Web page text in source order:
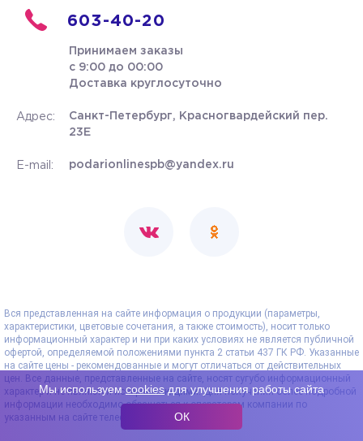
603-40-20
Принимаем заказы
с 9:00 до 00:00
Доставка круглосуточно
Адрес:
Санкт-Петербург, Красногвардейский пер.
23Е
E-mail: podarionlinespb@yandex.ru
Вся представленная на сайте информация о продукции (параметры,
характеристики, цветовые сочетания, а также стоимость), носит только
информационный характер и ни при каких условиях не является публичной
офертой, определяемой положениями пункта 2 статьи 437 ГК РФ. Указанные
на сайте цены - рекомендованные и могут отличаться от действительных
цен. Все данные, представленные на сайте, носят сугубо информационный
характер и не являются исчерпывающими. Для получения более подробной
информации необходимо обращаться к операторам компании по
указанным на сайте телефонам.
Мы используемcookiesдля улучшения работы сайта
ОК